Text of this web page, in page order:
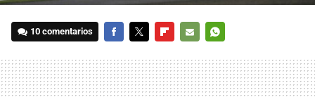
10 comentarios
MAIL